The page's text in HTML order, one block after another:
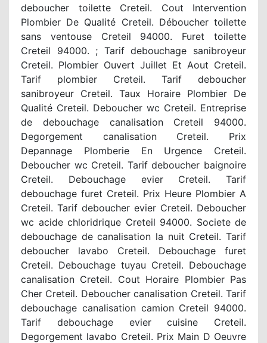
deboucher toilette Creteil. Cout Intervention
Plombier De Qualité Creteil. Déboucher toilette
sans ventouse Creteil 94000. Furet toilette
Creteil 94000. ; Tarif debouchage sanibroyeur
Creteil. Plombier Ouvert Juillet Et Aout Creteil.
Tarif plombier Creteil. Tarif deboucher
sanibroyeur Creteil. Taux Horaire Plombier De
Qualité Creteil. Deboucher wc Creteil. Entreprise
de debouchage canalisation Creteil 94000.
Degorgement canalisation Creteil. Prix
Depannage Plomberie En Urgence Creteil.
Deboucher wc Creteil. Tarif deboucher baignoire
Creteil. Debouchage evier Creteil. Tarif
debouchage furet Creteil. Prix Heure Plombier A
Creteil. Tarif deboucher evier Creteil. Deboucher
wc acide chloridrique Creteil 94000. Societe de
debouchage de canalisation la nuit Creteil. Tarif
deboucher lavabo Creteil. Debouchage furet
Creteil. Debouchage tuyau Creteil. Debouchage
canalisation Creteil. Cout Horaire Plombier Pas
Cher Creteil. Deboucher canalisation Creteil. Tarif
debouchage canalisation camion Creteil 94000.
Tarif debouchage evier cuisine Creteil.
Degorgement lavabo Creteil. Prix Main D Oeuvre